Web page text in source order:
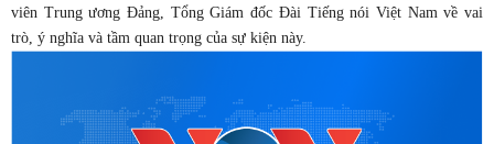
viên Trung ương Đảng, Tổng Giám đốc Đài Tiếng nói Việt Nam về vai
trò, ý nghĩa và tầm quan trọng của sự kiện này.